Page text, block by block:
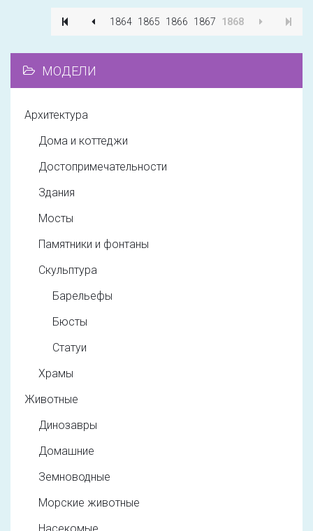
1864 1865 1866 1867 1868
МОДЕЛИ
Архитектура
Дома и коттеджи
Достопримечательности
Здания
Мосты
Памятники и фонтаны
Скульптура
Барельефы
Бюсты
Статуи
Храмы
Животные
Динозавры
Домашние
Земноводные
Морские животные